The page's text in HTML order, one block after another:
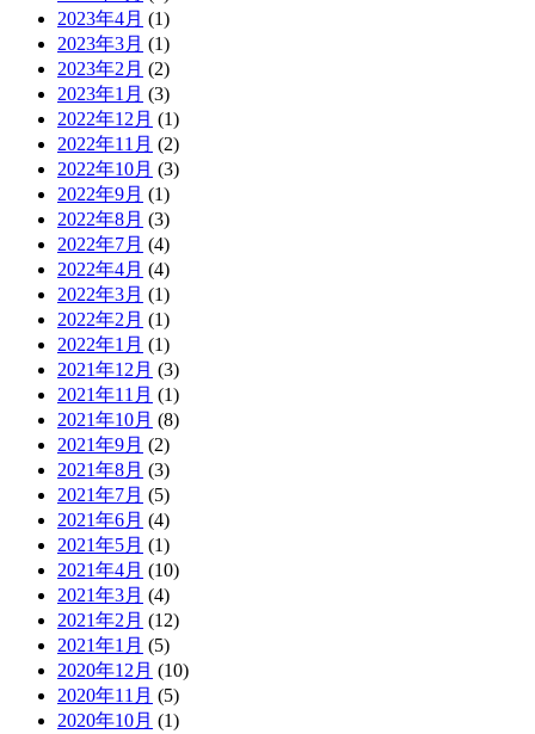
2023年4月 (1)
2023年3月 (1)
2023年2月 (2)
2023年1月 (3)
2022年12月 (1)
2022年11月 (2)
2022年10月 (3)
2022年9月 (1)
2022年8月 (3)
2022年7月 (4)
2022年4月 (4)
2022年3月 (1)
2022年2月 (1)
2022年1月 (1)
2021年12月 (3)
2021年11月 (1)
2021年10月 (8)
2021年9月 (2)
2021年8月 (3)
2021年7月 (5)
2021年6月 (4)
2021年5月 (1)
2021年4月 (10)
2021年3月 (4)
2021年2月 (12)
2021年1月 (5)
2020年12月 (10)
2020年11月 (5)
2020年10月 (1)